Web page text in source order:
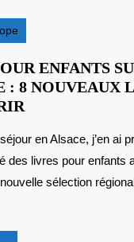
ENFANTS
: 8 NOUVEAUX
ENFANTS
SUR
L’ALSACE :
des livres pour enfants
sélection